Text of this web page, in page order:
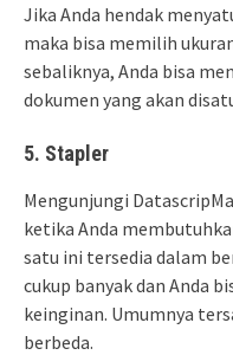
Jika Anda hendak
maka bisa memilih
sebaliknya, Anda bisa
dokumen yang akan
5. Stapler
Mengunjungi
ketika Anda
satu ini tersedia dalam
cukup banyak dan Anda
keinginan. Umumnya
berbeda.